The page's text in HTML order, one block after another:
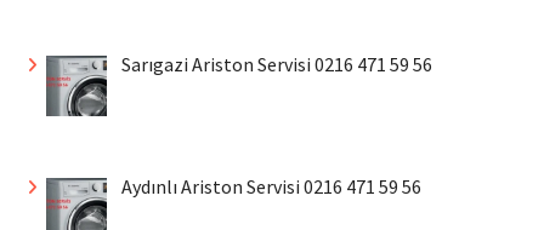
Sarıgazi Ariston Servisi 0216 471 59 56
Aydınlı Ariston Servisi 0216 471 59 56